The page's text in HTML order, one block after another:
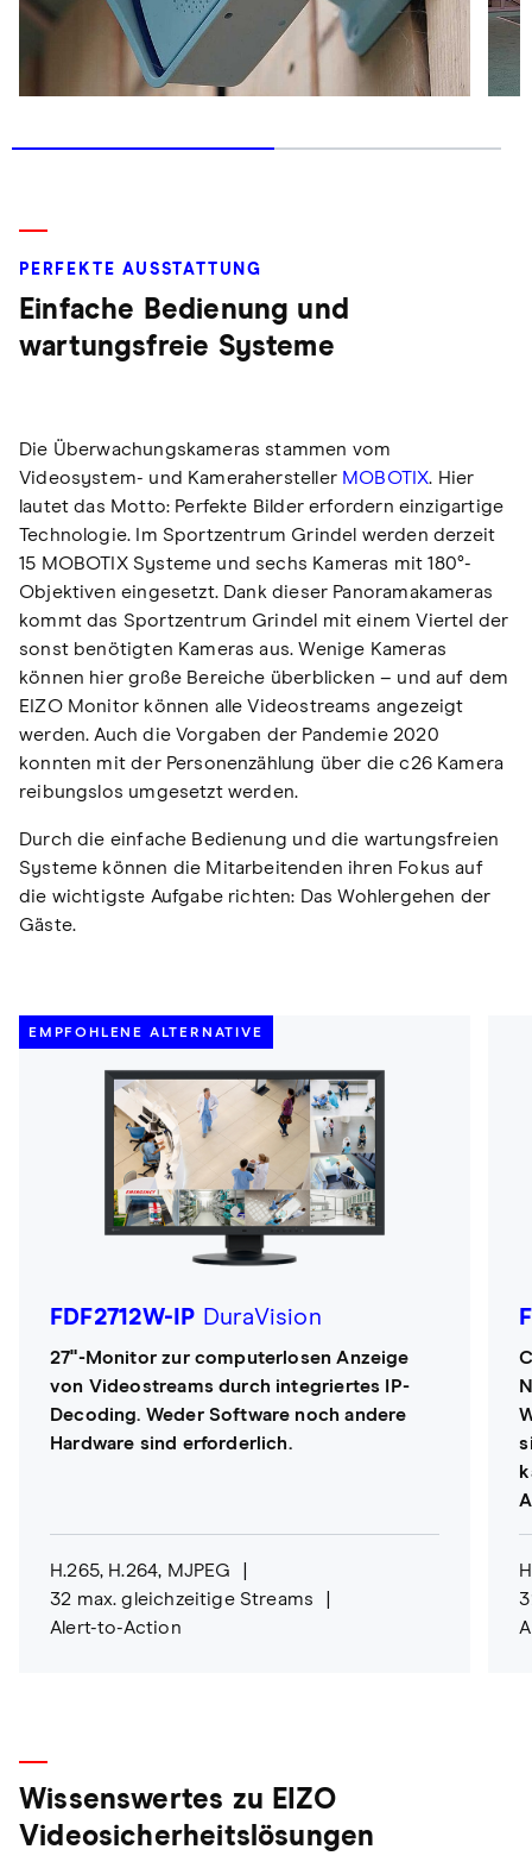
PERFEKTE AUSSTATTUNG
Einfache Bedienung und
wartungsfreie Systeme
Die Überwachungskameras stammen vom
Videosystem- und Kamerahersteller MOBOTIX. Hier
lautet das Motto: Perfekte Bilder erfordern einzigartige
Technologie. Im Sportzentrum Grindel werden derzeit
15 MOBOTIX Systeme und sechs Kameras mit 180°-
Objektiven eingesetzt. Dank dieser Panoramakameras
kommt das Sportzentrum Grindel mit einem Viertel der
sonst benötigten Kameras aus. Wenige Kameras
können hier große Bereiche überblicken – und auf dem
EIZO Monitor können alle Videostreams angezeigt
werden. Auch die Vorgaben der Pandemie 2020
konnten mit der Personenzählung über die c26 Kamera
reibungslos umgesetzt werden.
Durch die einfache Bedienung und die wartungsfreien
Systeme können die Mitarbeitenden ihren Fokus auf
die wichtigste Aufgabe richten: Das Wohlergehen der
Gäste.
EMPFOHLENE ALTERNATIVE
FDF2712W-IP DuraVision
27"-Monitor zur computerlosen Anzeige
von Videostreams durch integriertes IP-
Decoding. Weder Software noch andere
Hardware sind erforderlich.
H.265, H.264, MJPEG
32 max. gleichzeitige Streams
Alert-to-Action
Wissenswertes zu EIZO
Videosicherheitslösungen